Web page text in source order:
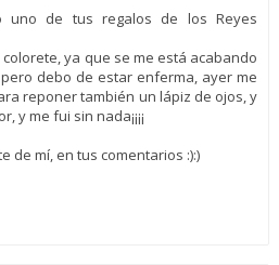
uno de tus regalos de los Reyes
ya que se me está acabando
debo de estar enferma, ayer me
reponer también un lápiz de ojos, y
y me fui sin nada¡¡¡¡
de mí, en tus comentarios :):)